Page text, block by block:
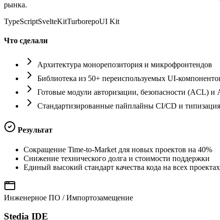
рынка.
TypeScriptSvelteKitTurborepoUI Kit
Что сделали
Архитектура монорепозитория и микрофронтендов
Библиотека из 50+ переиспользуемых UI-
Готовые модули авторизации, безопасности (ACL) и
Стандартизированные пайплайны CI/CD и типизация
Результат
Сокращение Time-to-Market для новых проектов на 40%
Снижение технического долга и стоимости поддержки
Единый высокий стандарт качества кода на всех проектах
Инженерное ПО / Импортозамещение
Stedia IDE